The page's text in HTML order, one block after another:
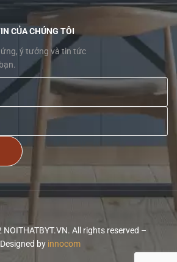
CỦA CHÚNG TÔI
ý tưởng và tin tức
All rights reserved –
Designed by innocom